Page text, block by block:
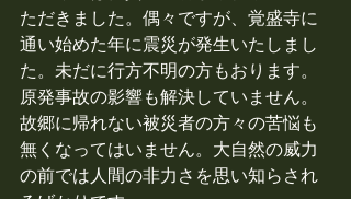
ただきました。偶々ですが、覚盛寺に
通い始めた年に震災が発生いたしまし
た。未だに行方不明の方もおります。
原発事故の影響も解決していません。
故郷に帰れない被災者の方々の苦悩も
無くなってはいません。大自然の威力
の前では人間の非力さを思い知らされ